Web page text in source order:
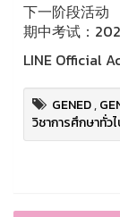
下一阶段活动
期中考试：
LINE Official
GENED,
วิชาการศึกษาทั่ว